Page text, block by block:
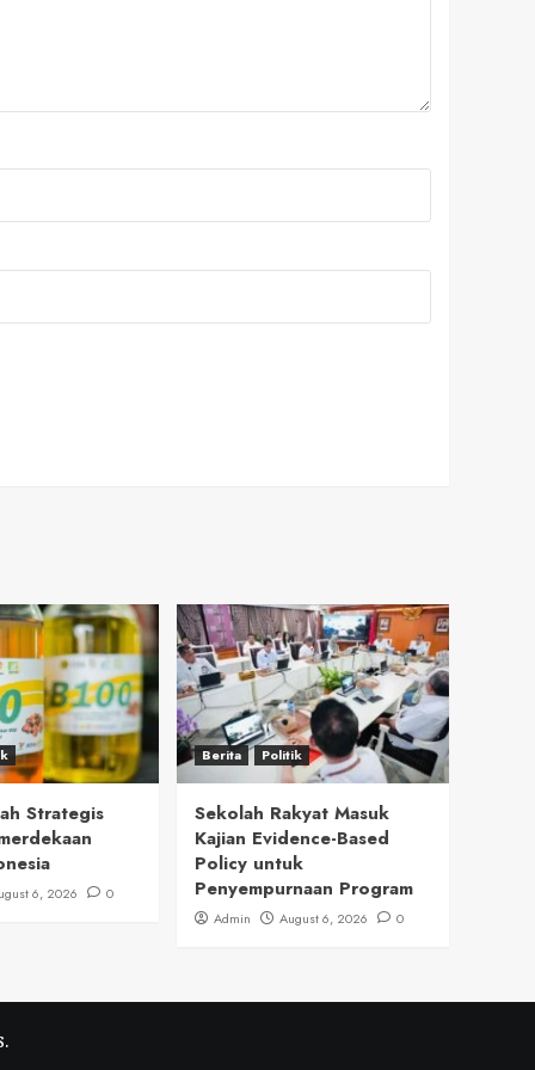
Strategis
6, 2026 0
Berita Politik
Sekolah Rakyat Masuk
Kajian Evidence-Based
Policy untuk
Penyempurnaan Program
Admin August 6, 2026 0